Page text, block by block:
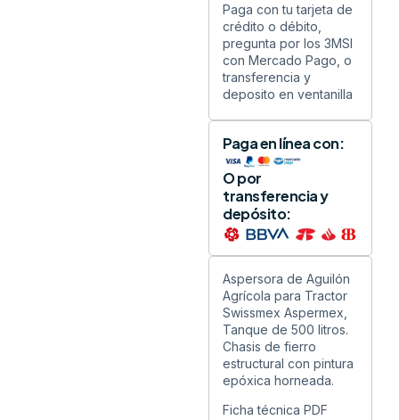
Paga con tu tarjeta de
crédito o débito,
pregunta por los 3MSI
con Mercado Pago, o
transferencia y
deposito en ventanilla
Paga en línea con:
O por
transferencia y
depósito:
Aspersora de Aguilón
Agrícola para Tractor
Swissmex Aspermex,
Tanque de 500 litros.
Chasis de fierro
estructural con pintura
epóxica horneada.
Ficha técnica PDF